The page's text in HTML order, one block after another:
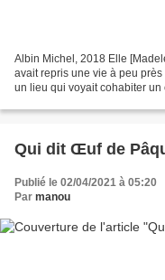
Albin Michel, 2018 Elle
avait repris une vie à peu
un lieu qui voyait cohabiter
Qui dit Œuf de
Publié le 02/04/2021 à 05:20
Par manou